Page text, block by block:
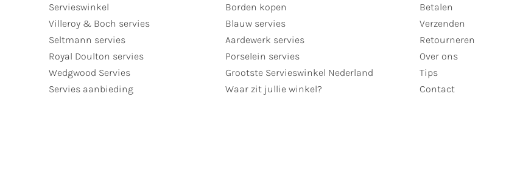
Servieswinkel
Villeroy & Boch servies
Seltmann servies
Royal Doulton servies
Wedgwood Servies
Servies aanbieding
Borden kopen
Blauw servies
Aardewerk servies
Porselein servies
Grootste Servieswinkel Nederland
Waar zit jullie winkel?
Betalen
Verzenden
Retourneren
Over ons
Tips
Contact